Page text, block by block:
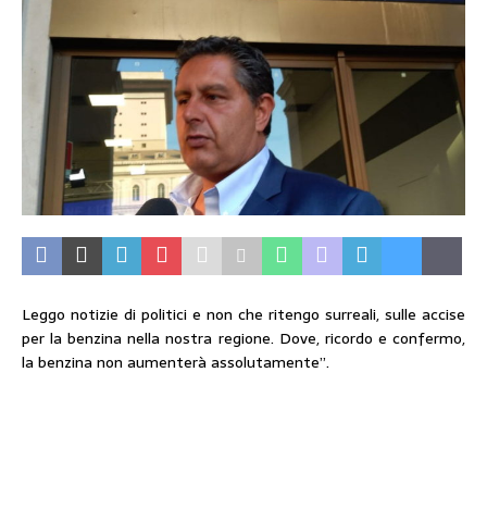
Leggo notizie di politici e non che ritengo surreali, sulle accise
per la benzina nella nostra regione. Dove, ricordo e confermo,
la benzina non aumenterà assolutamente”.